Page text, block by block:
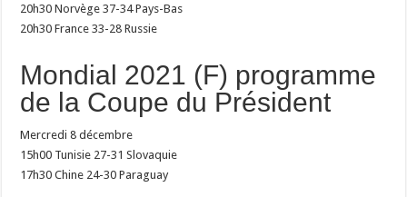
20h30 Norvège 37-34 Pays-Bas
20h30 France 33-28 Russie
Mondial 2021 (F) programme
de la Coupe du Président
Mercredi 8 décembre
15h00 Tunisie 27-31 Slovaquie
17h30 Chine 24-30 Paraguay